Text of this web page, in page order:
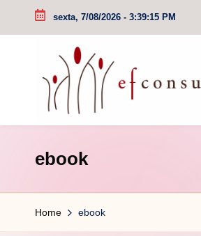
Skip
sexta, 7/08/2026 - 3:39:16 PM
f
c
o
ebook
Home ebook